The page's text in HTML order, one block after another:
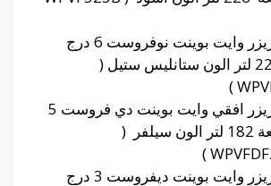
ديب فريزر وايت بوينت نوفروست 6 درج
سعة 226 لتر الون ستانليس ستيل (
ديب فريزر افقي وايت بوينت دي فروست 5
درج سعة 182 لتر الون سيلفر (
ديب فريزر وايت بوينت ديفروست 3 درج